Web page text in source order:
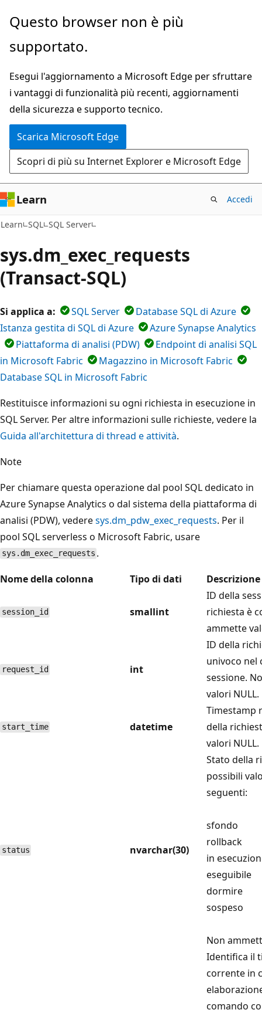
Ignora
passa
contenuto
principale
Questo browser non è più
supportato.
Esegui l'aggiornamento a Microsoft Edge per sfruttare
i vantaggi di funzionalità più recenti, aggiornamenti
della sicurezza e supporto tecnico.
Scarica Microsoft Edge
Scopri di più su Internet Explorer e Microsoft Edge
Learn Accedi
Learn SQL SQL Server
sys.dm_exec_requests
(Transact-SQL)
Si applica a: SQL Server
Database SQL di Azure
Istanza gestita di SQL di Azure
Azure Synapse Analytics
Piattaforma di analisi (PDW)
Endpoint di analisi SQL
in Microsoft Fabric
Magazzino in Microsoft Fabric
Database SQL in Microsoft Fabric
Restituisce informazioni su ogni richiesta in esecuzione in
SQL Server. Per altre informazioni sulle richieste, vedere la
Guida all'architettura di thread e attività.
Note
Per chiamare questa operazione dal pool SQL dedicato in
Azure Synapse Analytics o dal sistema della piattaforma di
analisi (PDW), vederesys.dm_pdw_exec_requests. Per il
pool SQL serverless o Microsoft Fabric, usare
sys.dm_exec_requests .
Nome della colonna
Tipo di dati Descrizione
session_id smallint
ID della
richiesta è
ammette
request_id int
ID della
univoco nel
sessione.
valori NULL.
start_time datetime
Timestamp
della
valori NULL.
status nvarchar(30)
Stato della
possibili
seguenti:
sfondo
rollback
in
eseguibile
dormire
sospeso
Non
Identifica il
corrente in
comando